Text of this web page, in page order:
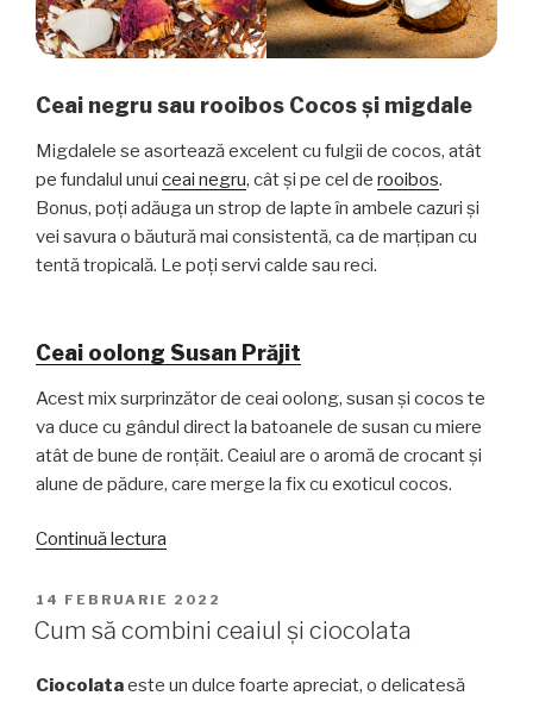
Ceai negru sau rooibos Cocos și migdale
Migdalele se asortează excelent cu fulgii de cocos, atât
pe fundalul unui ceai negru, cât și pe cel de rooibos.
Bonus, poți adăuga un strop de lapte în ambele cazuri și
vei savura o băutură mai consistentă, ca de marțipan cu
tentă tropicală. Le poți servi calde sau reci.
Ceai oolong Susan Prăjit
Acest mix surprinzător de ceai oolong, susan și cocos te
va duce cu gândul direct la batoanele de susan cu miere
atât de bune de ronțăit. Ceaiul are o aromă de crocant și
alune de pădure, care merge la fix cu exoticul cocos.
Continuă lectura
bune
ceaiuri
cocos”
PUBLICAT
PE
14 FEBRUARIE 2022
Cum să combini ceaiul și ciocolata
Ciocolataeste un dulce foarte apreciat, o delicatesă